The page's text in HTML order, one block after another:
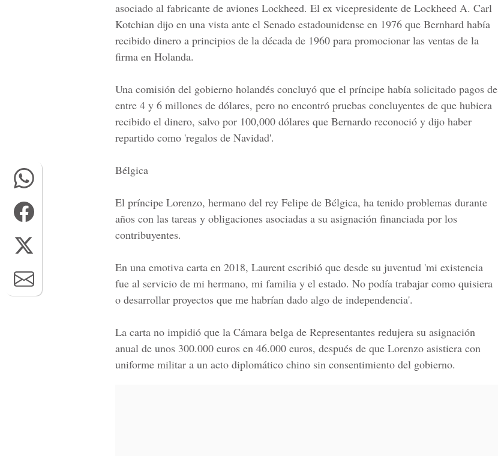
asociado al fabricante de aviones Lockheed. El ex vicepresidente de Lockheed A. Carl
Kotchian dijo en una vista ante el Senado estadounidense en 1976 que Bernhard había
recibido dinero a principios de la década de 1960 para promocionar las ventas de la
firma en Holanda.
Una comisión del gobierno holandés concluyó que el príncipe había solicitado pagos de
entre 4 y 6 millones de dólares, pero no encontró pruebas concluyentes de que hubiera
recibido el dinero, salvo por 100,000 dólares que Bernardo reconoció y dijo haber
repartido como 'regalos de Navidad'.
Bélgica
El príncipe Lorenzo, hermano del rey Felipe de Bélgica, ha tenido problemas durante
años con las tareas y obligaciones asociadas a su asignación financiada por los
contribuyentes.
En una emotiva carta en 2018, Laurent escribió que desde su juventud 'mi existencia
fue al servicio de mi hermano, mi familia y el estado. No podía trabajar como quisiera
o desarrollar proyectos que me habrían dado algo de independencia'.
La carta no impidió que la Cámara belga de Representantes redujera su asignación
anual de unos 300.000 euros en 46.000 euros, después de que Lorenzo asistiera con
uniforme militar a un acto diplomático chino sin consentimiento del gobierno.